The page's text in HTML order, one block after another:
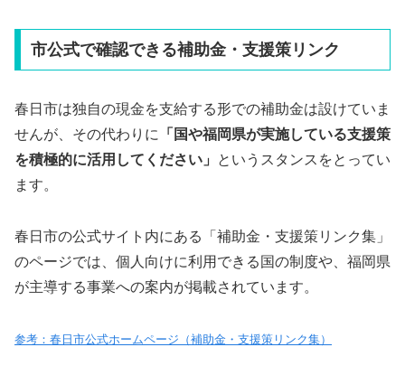
市公式で確認できる補助金・支援策リンク
春日市は独自の現金を支給する形での補助金は設けていま
せんが、その代わりに
「国や福岡県が実施している支援策
を積極的に活用してください」
というスタンスをとってい
ます。
春日市の公式サイト内にある「補助金・支援策リンク集」
のページでは、個人向けに利用できる国の制度や、福岡県
が主導する事業への案内が掲載されています。
参考：春日市公式ホームページ（補助金・支援策リンク集）